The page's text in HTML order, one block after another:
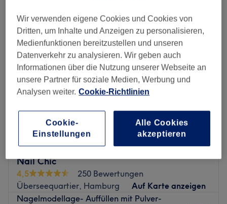
Nail Chic
4,5
250 Bewertungen
Überseequartier, Hamburg
Auf Karte anzeigen
Nagelmodellage- Auffüllen mit Pulver-
Wir verwenden eigene Cookies und Cookies von
Dritten, um Inhalte und Anzeigen zu personalisieren,
Medienfunktionen bereitzustellen und unseren
Datenverkehr zu analysieren. Wir geben auch
Informationen über die Nutzung unserer Webseite an
unsere Partner für soziale Medien, Werbung und
Analysen weiter. Cookie-Richtlinien
Cookie-
Einstellungen
Alle Cookies
akzeptieren